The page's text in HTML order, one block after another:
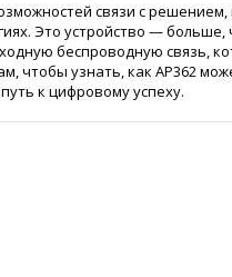
связи с решением,
Это устройство — больше,
беспроводную связь,
чтобы узнать, как AP362
к цифровому успеху.